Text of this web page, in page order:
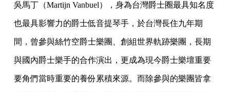
吳馬丁（Martijn Vanbuel）， 身為台灣爵士圈最具知名度
也最具影響力的爵士低音提琴手， 於台灣長住九年期
間，曾參與絲竹空爵士樂團、創組世界軌跡樂團， 長期
與國內爵士樂手的合作演出， 更成為現今爵士樂壇重要
要角們當時重要的養份累積來源。 而除參與的樂團皆拿